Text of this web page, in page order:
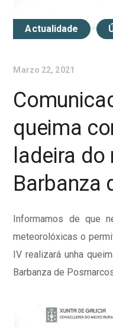
Actualidade
Marzo 22, 2021
queima
ladeira
Barbanza
Informamos de que
meteorolóxicaso
IV realizará unha
Barbanza de